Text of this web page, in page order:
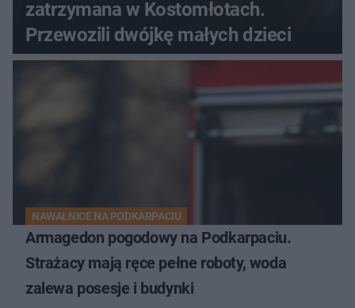
zatrzymana w Kostomłotach.
Przewozili dwójkę małych dzieci
NAWAŁNICE NA PODKARPACIU
Armagedon pogodowy na Podkarpaciu.
Strażacy mają ręce pełne roboty, woda
zalewa posesje i budynki